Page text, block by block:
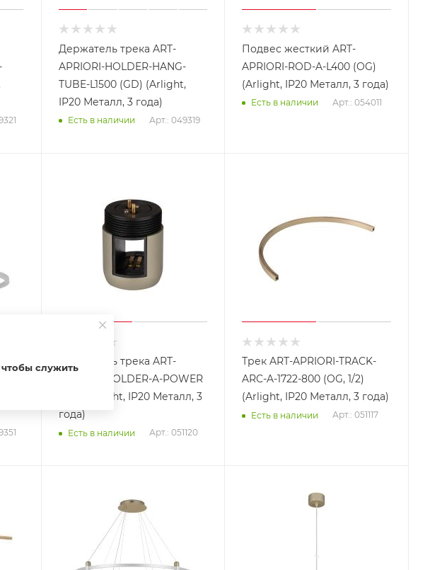
Держатель трека ART-
APRIORI-HOLDER-HANG-
TUBE-L1500 (GD) (Arlight,
IP20 Металл, 3 года)
Есть в наличии Арт.: 049319
Подвес жесткий ART-
APRIORI-ROD-A-L400 (OG)
(Arlight, IP20 Металл, 3 года)
Есть в наличии Арт.: 054011
Держатель трека ART-
APRIORI-HOLDER-A-POWER
(OG) (Arlight, IP20 Металл, 3
года)
Есть в наличии Арт.: 051120
Трек ART-APRIORI-TRACK-
ARC-A-1722-800 (OG, 1/2)
(Arlight, IP20 Металл, 3 года)
Есть в наличии Арт.: 051117
служить